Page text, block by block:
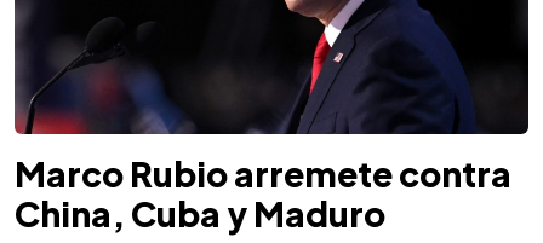
Marco Rubio arremete contra
China, Cuba y Maduro